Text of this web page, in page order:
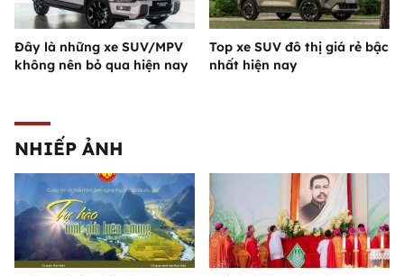
Đây là những xe SUV/MPV
không nên bỏ qua hiện nay
Top xe SUV đô thị giá rẻ bậc
nhất hiện nay
NHIẾP ẢNH